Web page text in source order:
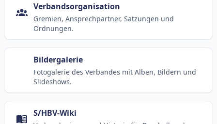
Verbandsorganisation
Gremien, Ansprechpartner, Satzungen und
Ordnungen.
Bildergalerie
Fotogalerie des Verbandes mit Alben, Bildern und
Slideshows.
S/HBV-Wiki